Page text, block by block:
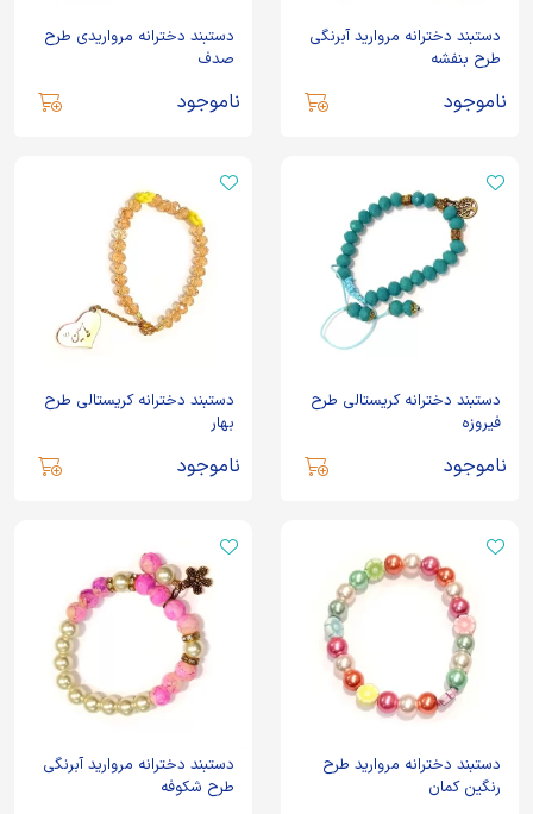
دستبند دخترانه مروارید آبرنگی
طرح بنفشه
ناموجود
دستبند دخترانه مرواریدی طرح
صدف
ناموجود
دستبند دخترانه کریستالی طرح
فیروزه
ناموجود
دستبند دخترانه کریستالی طرح
بهار
ناموجود
دستبند دخترانه مروارید طرح
رنگین کمان
دستبند دخترانه مروارید آبرنگی
طرح شکوفه